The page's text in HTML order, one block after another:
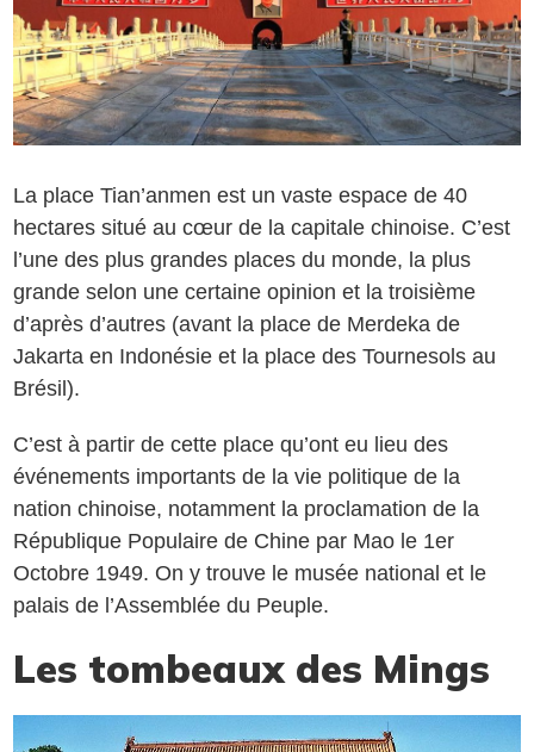
La place Tian’anmen est un vaste espace de 40
hectares situé au cœur de la capitale chinoise. C’est
l’une des plus grandes places du monde, la plus
grande selon une certaine opinion et la troisième
d’après d’autres (avant la place de Merdeka de
Jakarta en Indonésie et la place des Tournesols au
Brésil).
C’est à partir de cette place qu’ont eu lieu des
événements importants de la vie politique de la
nation chinoise, notamment la proclamation de la
République Populaire de Chine par Mao le 1er
Octobre 1949. On y trouve le musée national et le
palais de l’Assemblée du Peuple.
Les tombeaux des Mings